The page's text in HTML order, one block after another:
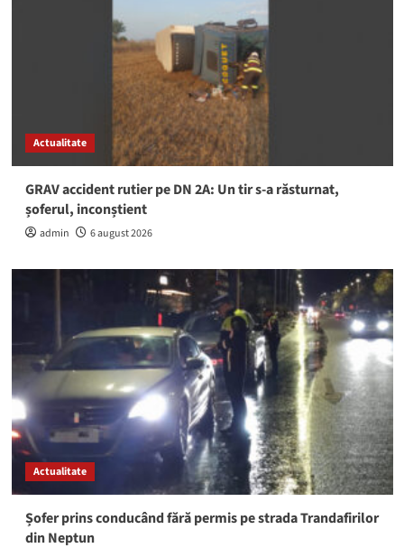
Actualitate
GRAV accident rutier pe DN 2A: Un tir s-a răsturnat,
șoferul, inconștient
admin 6 august 2026
Actualitate
Șofer prins conducând fără permis pe strada Trandafirilor
din Neptun